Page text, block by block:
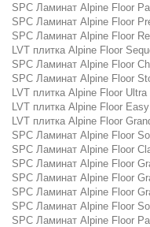
SPC Ламинат Alpine Floor
SPC Ламинат Alpine Floor
SPC Ламинат Alpine Floor
LVT плитка Alpine Floor
SPC Ламинат Alpine Floor
SPC Ламинат Alpine Floor
LVT плитка Alpine Floor Ultra
LVT плитка Alpine Floor
LVT плитка Alpine Floor
SPC Ламинат Alpine Floor
SPC Ламинат Alpine Floor
SPC Ламинат Alpine Floor
SPC Ламинат Alpine Floor
SPC Ламинат Alpine Floor
SPC Ламинат Alpine Floor
SPC Ламинат Alpine Floor